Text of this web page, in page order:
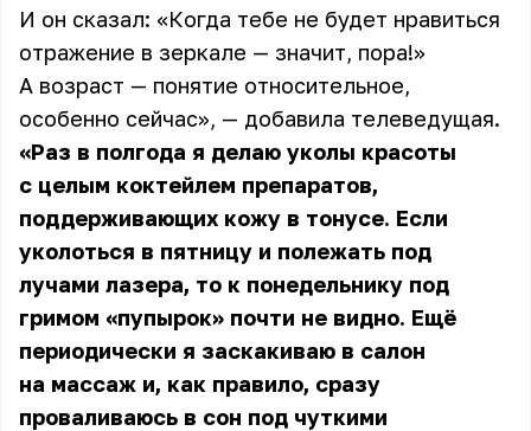
И он сказал: «Когда тебе не будет нравиться
отражение в зеркале — значит, пора!»
А возраст — понятие относительное,
особенно сейчас», — добавила телеведущая.
«Раз в полгода я делаю уколы красоты
с целым коктейлем препаратов,
поддерживающих кожу в тонусе. Если
уколоться в пятницу и полежать под
лучами лазера, то к понедельнику под
гримом «пупырок» почти не видно. Ещё
периодически я заскакиваю в салон
на массаж и, как правило, сразу
проваливаюсь в сон под чуткими